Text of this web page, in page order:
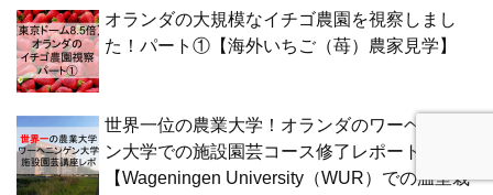
オランダの大規模なイチゴ農園を視察しまし
た！パート①【海外いちご（苺）農家見学】
世界一位の農業大学！オランダのワーヘニンゲ
ン大学での施設園芸コース修了レポート
【Wageningen University（WUR）での温室栽